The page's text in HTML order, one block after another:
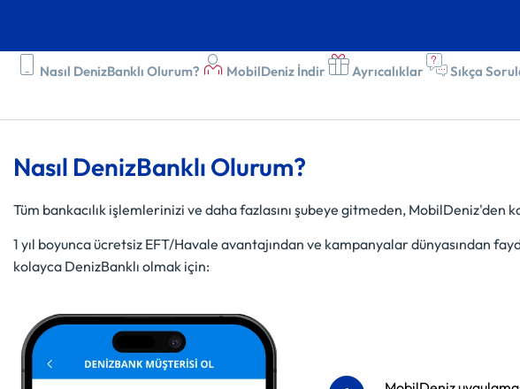
Nasıl DenizBanklı Olurum? MobilDeniz İndir Ayrıcalıklar Sıkça
Nasıl DenizBanklı Olurum?
Tüm bankacılık işlemlerinizi ve daha fazlasını şubeye gitmeden,
1 yıl boyunca ücretsiz EFT/Havale avantajından ve kampanyalar dünyasından
kolayca DenizBanklı olmak için: